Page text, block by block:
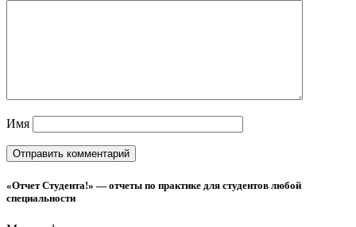
Имя
«Отчет Студента!» — отчеты по практике для студентов любой
специальности